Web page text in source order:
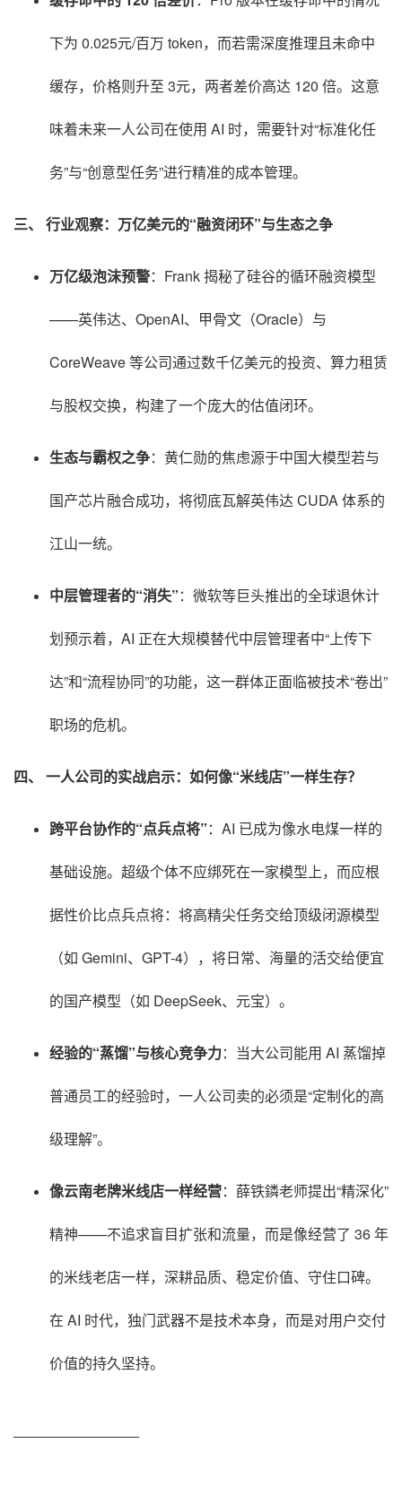
下为 0.025元/百万 token，而若需深度推理且未命中
缓存，价格则升至 3元，两者差价高达 120 倍。这意
味着未来一人公司在使用 AI 时，需要针对“标准化任
务”与“创意型任务”进行精准的成本管理。
三、 行业观察：万亿美元的“融资闭环”与生态之争
万亿级泡沫预警：Frank 揭秘了硅谷的循环融资模型
——英伟达、OpenAI、甲骨文（Oracle）与
CoreWeave 等公司通过数千亿美元的投资、算力租赁
与股权交换，构建了一个庞大的估值闭环。
生态与霸权之争：黄仁勋的焦虑源于中国大模型若与
国产芯片融合成功，将彻底瓦解英伟达 CUDA 体系的
江山一统。
中层管理者的“消失”：微软等巨头推出的全球退休计
划预示着，AI 正在大规模替代中层管理者中“上传下
达”和“流程协同”的功能，这一群体正面临被技术“卷出”
职场的危机。
四、 一人公司的实战启示：如何像“米线店”一样生存？
跨平台协作的“点兵点将”：AI 已成为像水电煤一样的
基础设施。超级个体不应绑死在一家模型上，而应根
据性价比点兵点将：将高精尖任务交给顶级闭源模型
（如 Gemini、GPT-4），将日常、海量的活交给便宜
的国产模型（如 DeepSeek、元宝） 。
经验的“蒸馏”与核心竞争力：当大公司能用 AI 蒸馏掉
普通员工的经验时，一人公司卖的必须是“定制化的高
级理解”。
像云南老牌米线店一样经营：薛铁鏻老师提出“精深化”
精神——不追求盲目扩张和流量，而是像经营了 36 年
的米线老店一样，深耕品质、稳定价值、守住口碑。
在 AI 时代，独门武器不是技术本身，而是对用户交付
价值的持久坚持。
——————————